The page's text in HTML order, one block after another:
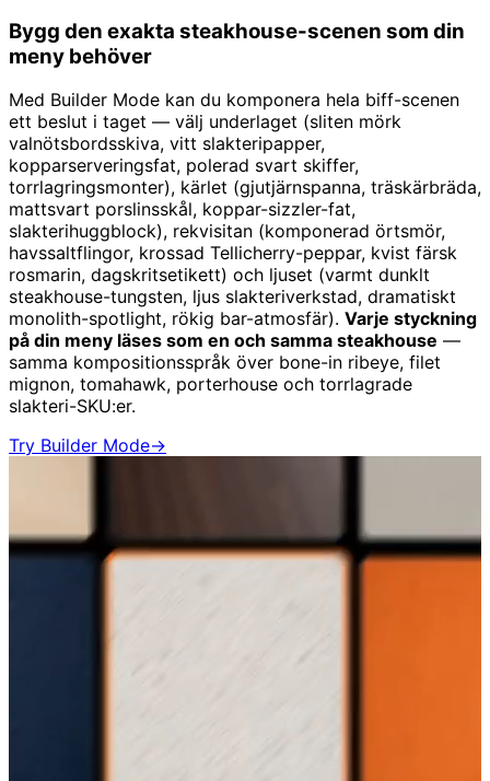
Bygg den exakta steakhouse-scenen som din
meny behöver
Med Builder Mode kan du komponera hela biff-scenen
ett beslut i taget — välj underlaget (sliten mörk
valnötsbordsskiva, vitt slakteripapper,
kopparserveringsfat, polerad svart skiffer,
torrlagringsmonter), kärlet (gjutjärnspanna, träskärbräda,
mattsvart porslinsskål, koppar-sizzler-fat,
slakterihuggblock), rekvisitan (komponerad örtsmör,
havssaltflingor, krossad Tellicherry-peppar, kvist färsk
rosmarin, dagskritsetikett) och ljuset (varmt dunklt
steakhouse-tungsten, ljus slakteriverkstad, dramatiskt
monolith-spotlight, rökig bar-atmosfär). Varje styckning
på din meny läses som en och samma steakhouse —
samma kompositionsspråk över bone-in ribeye, filet
mignon, tomahawk, porterhouse och torrlagrade
slakteri-SKU:er.
Try Builder Mode→